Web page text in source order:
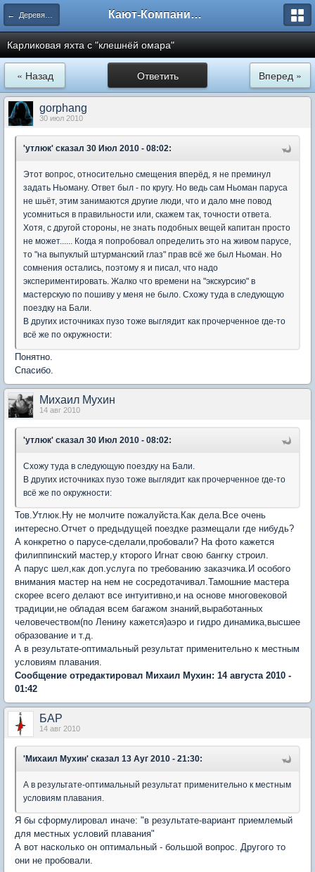
← Деревянное судостроение Кают-Компания "Катера и Яхты"
Карликовая яхта с "клешнёй омара"
Ответить
« Назад Вперед »
gorphang
30 июл 2010
'утлюк' сказал 30 Июл 2010 - 08:02:
Этот вопрос, относительно смещения вперёд, я не преминул
задать Ньоману. Ответ был - по кругу. Но ведь сам Ньоман паруса
не шьёт, этим занимаются другие люди, что и дало мне повод
усомниться в правильности или, скажем так, точности ответа.
Хотя, с другой стороны, не знать подобных вещей капитан просто
не может...... Когда я попробовал определить это на живом парусе,
то "на выпуклый штурманский глаз" прав всё же был Ньоман. Но
сомнения остались, поэтому я и писал, что надо
экспериментировать. Жалко что времени на "экскурсию" в
мастерскую по пошиву у меня не было. Схожу туда в следующую
поездку на Бали.
В других источниках пузо тоже выглядит как прочерченное где-то
всё же по окружности:
Понятно.
Спасибо.
Михаил Мухин
14 авг 2010
'утлюк' сказал 30 Июл 2010 - 08:02:
Схожу туда в следующую поездку на Бали.
В других источниках пузо тоже выглядит как прочерченное где-то
всё же по окружности:
Тов.Утлюк.Ну не молчите пожалуйста.Как дела.Все очень
интересно.Отчет о предыдущей поездке размещали где нибудь?
А конкретно о парусе-сделали,пробовали? На фото кажется
филиппинский мастер,у кторого Игнат свою бангку строил.
А парус шел,как доп.услуга по требованию заказчика.И особого
внимания мастер на нем не сосредотачивал.Тамошние мастера
скорее всего делают все интуитивно,и на основе многовековой
традиции,не обладая всем багажом знаний,выработанных
человечеством(по Ленину кажется)аэро и гидро динамика,высшее
образование и т.д.
А в результате-оптимальный результат применительно к местным
условиям плавания.
Сообщение отредактировал Михаил Мухин: 14 августа 2010 -
01:42
БАР
14 авг 2010
'Михаил Мухин' сказал 13 Ауг 2010 - 21:30:
А в результате-оптимальный результат применительно к местным
условиям плавания.
Я бы сформулировал иначе: "в результате-вариант приемлемый
для местных условий плавания"
А вот насколько он оптимальный - большой вопрос. Другого то
они не пробовали.